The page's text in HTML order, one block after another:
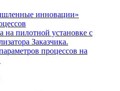
инновации»
на пилотной установке с
Заказчика.
процессов на